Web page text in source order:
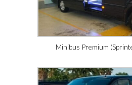
Minibus Premium